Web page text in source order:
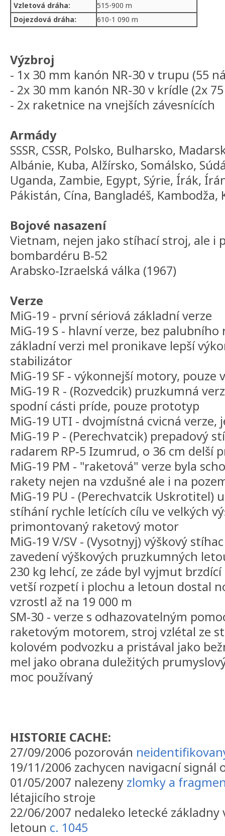
Vzletová dráha:
515-900 m
Dojezdová dráha:
610-1 090 m
Výzbroj
- 1x 30 mm kanón NR-30 v trupu (55
- 2x 30 mm kanón NR-30 v krídle (2x
- 2x raketnice na vnejších závesnících
Armády
SSSR, CSSR, Polsko, Bulharsko,
Albánie, Kuba, Alžírsko, Somálsko,
Uganda, Zambie, Egypt, Sýrie, Írák,
Pákistán, Cína, Bangladéš, Kambodža,
Bojové nasazení
Vietnam, nejen jako stíhací stroj, ale i
bombardéru B-52
Arabsko-Izraelská válka (1967)
Verze
MiG-19 - první sériová základní verze
MiG-19 S - hlavní verze, bez
základní verzi mel pronikave lepší
stabilizátor
MiG-19 SF - výkonnejší motory, pouze
MiG-19 R - (Rozvedcik) pruzkumná
spodní cásti príde, pouze prototyp
MiG-19 UTI - dvojmístná cvicná
MiG-19 P - (Perechvatcik) prepadový
radarem RP-5 Izumrud, o 36 cm delší
MiG-19 PM - "raketová" verze byla
rakety nejen na vzdušné ale i na
MiG-19 PU - (Perechvatcik Uskrotitel)
stíhání rychle letících cílu ve velkých
primontovaný raketový motor
MiG-19 V/SV - (Vysotnyj) výškový
zavedení výškových pruzkumných
230 kg lehcí, ze záde byl vyjmut
vetší rozpetí i plochu a letoun dostal
vzrostl až na 19 000 m
SM-30 - verze s odhazovatelným
raketovým motorem, stroj vzlétal ze
kolovém podvozku a pristával jako
mel jako obrana duležitých
moc používaný
HISTORIE CACHE:
27/09/2006 pozorován
19/11/2006 zachycen navigacní
01/05/2007 nalezeny zlomky a
létajicího stroje
22/06/2007 nedaleko letecké
letoun c. 1045